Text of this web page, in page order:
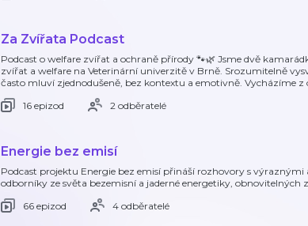
Za Zvířata Podcast
Podcast o welfare zvířat a ochraně přírody 🐾🌿 Jsme dvě
zvířat a welfare na Veterinární univerzitě v Brně. Srozumitelně
často mluví zjednodušeně, bez kontextu a emotivně. Vycházíme z
16 epizod
2 odběratelé
Energie bez emisí
Podcast projektu Energie bez emisí přináší rozhovory s
odborníky ze světa bezemisní a jaderné energetiky, obnovitelných
66 epizod
4 odběratelé